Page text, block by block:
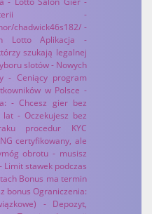
loterii -
chadwick46s182/ -
Lotto Aplikacja -
szukają legalnej
slotów - Nowych
- Ceniący program
w Polsce -
- Chcesz gier bez
- Oczekujesz bez
procedur KYC
certyfikowany, ale
obrotu - musisz
Limit stawek podczas
Bonus ma termin
bonus Ograniczenia:
- Depozyt,